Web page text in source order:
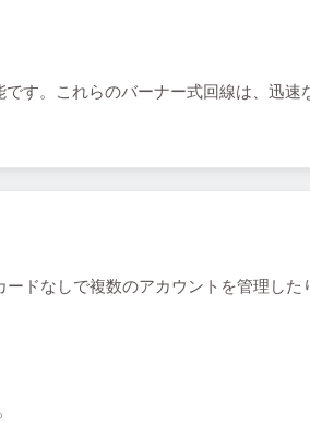
す。これらのバーナー式回線は、迅速
ドなしで複数のアカウントを管理した